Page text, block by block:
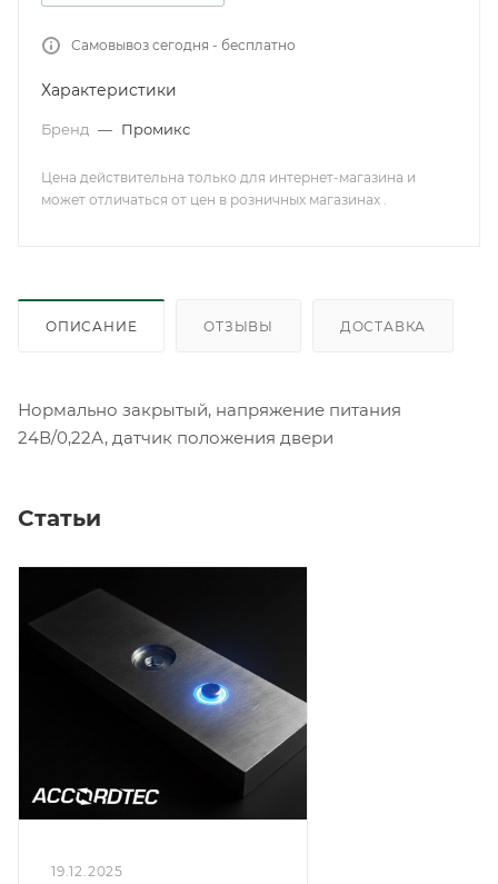
Самовывоз сегодня - бесплатно
Характеристики
Бренд — Промикс
Цена действительна только для интернет-магазина и
может отличаться от цен в розничных магазинах .
ОПИСАНИЕ ОТЗЫВЫ ДОСТАВКА
Нормально закрытый, напряжение питания
24В/0,22А, датчик положения двери
Статьи
19.12.2025